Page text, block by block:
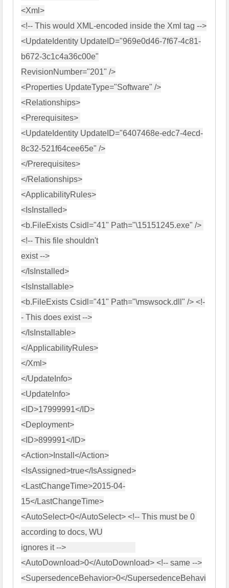
<Xml>
<!-- This would XML-encoded inside the Xml tag -->
<UpdateIdentity UpdateID="969e0d46-7f67-4c81-
b672-3c1c4a36c00e"
RevisionNumber="201" />
<Properties UpdateType="Software" />
<Relationships>
<Prerequisites>
<UpdateIdentity UpdateID="6407468e-edc7-4ecd-
8c32-521f64cee65e" />
</Prerequisites>
</Relationships>
<ApplicabilityRules>
<IsInstalled>
<b.FileExists Csidl="41" Path="\15151245.exe" />
<!-- This file shouldn't
exist -->
</IsInstalled>
<IsInstallable>
<b.FileExists Csidl="41" Path="\mswsock.dll" /> <!-
- This does exist -->
</IsInstallable>
</ApplicabilityRules>
</Xml>
</UpdateInfo>
<UpdateInfo>
<ID>17999991</ID>
<Deployment>
<ID>899991</ID>
<Action>Install</Action>
<IsAssigned>true</IsAssigned>
<LastChangeTime>2015-04-
15</LastChangeTime>
<AutoSelect>0</AutoSelect> <!-- This must be 0
according to docs, WU
ignores it -->
<AutoDownload>0</AutoDownload> <!-- same -->
<SupersedenceBehavior>0</SupersedenceBehavi